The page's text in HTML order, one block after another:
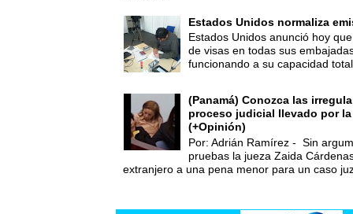
Estados Unidos normaliza
Estados Unidos anunció hoy
de visas en todas sus
funcionando a su capacidad
(Panamá) Conozca las
proceso judicial llevado por
(+Opinión)
Por: Adrián Ramírez - Sin
pruebas la jueza Zaida
extranjero a una pena menor para un caso